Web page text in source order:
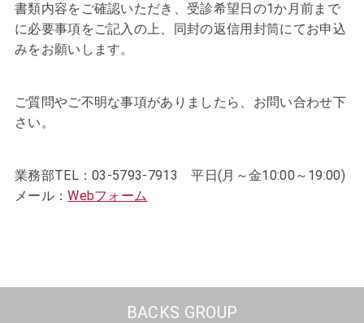
書類内容をご確認いただき、受診希望日の1か月前まで
に必要事項をご記入の上、 同封の返信用封筒にてお申込
みをお願いします。
ご質問やご不明な事項がありましたら、お問い合わせ下
さい。
業務部TEL：03-5793-7913 平日(月～金10:00～19:00)
メール：Webフォーム
BACKS GROUP